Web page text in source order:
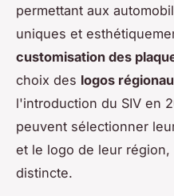
permettant aux
uniques et
customisation des
choix des logos
l'introduction du SIV en
peuvent sélectionner
et le logo de leur
distincte.